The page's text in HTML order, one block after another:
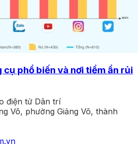
cụ phổ biến và nơi tiềm ẩn rủi
điện tử Dân trí
Võ, phường Giảng Võ, thành